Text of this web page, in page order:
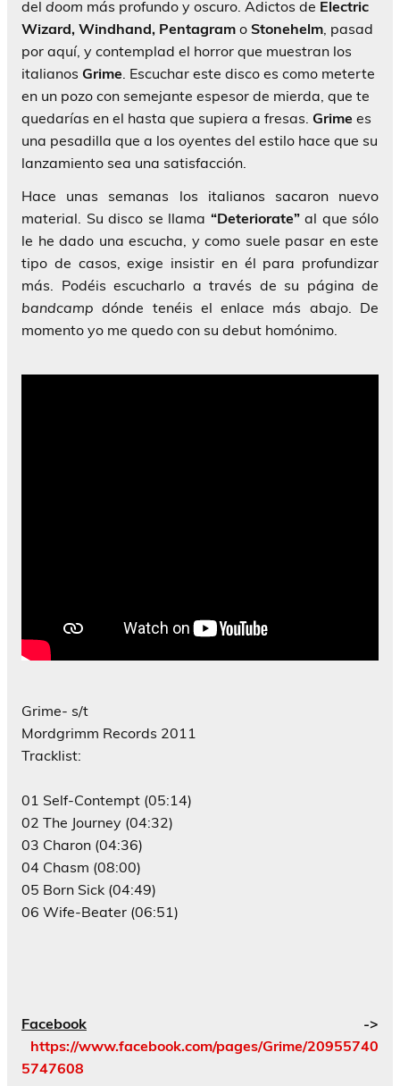
del doom más profundo y oscuro. Adictos de Electric
Wizard, Windhand, Pentagram o Stonehelm, pasad
por aquí, y contemplad el horror que muestran los
italianos Grime. Escuchar este disco es como meterte
en un pozo con semejante espesor de mierda, que te
quedarías en el hasta que supiera a fresas. Grime es
una pesadilla que a los oyentes del estilo hace que su
lanzamiento sea una satisfacción.
Hace unas semanas los italianos sacaron nuevo
material. Su disco se llama “Deteriorate”al que sólo
le he dado una escucha, y como suele pasar en este
tipo de casos, exige insistir en él para profundizar
más. Podéis escucharlo a través de su página de
bandcampdónde tenéis el enlace más abajo. De
momento yo me quedo con su debut homónimo.
Grime- s/t
Mordgrimm Records 2011
Tracklist:
01 Self-Contempt (05:14)
02 The Journey (04:32)
03 Charon (04:36)
04 Chasm (08:00)
05 Born Sick (04:49)
06 Wife-Beater (06:51)
Facebook ->
https://www.facebook.com/pages/Grime/20955740
5747608